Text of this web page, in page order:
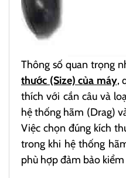
Thông số quan trọng
thước (Size) của máy,
thích với cần câu và
hệ thống hãm (Drag)
Việc chọn đúng kích
trong khi hệ thống
phù hợp đảm bảo